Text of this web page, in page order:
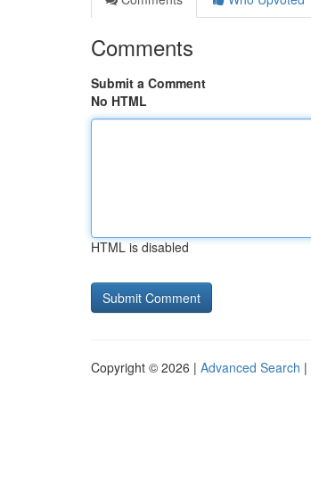
Comments
Submit a Comment
No HTML
HTML is disabled
Copyright © 2026 | Advanced Search |